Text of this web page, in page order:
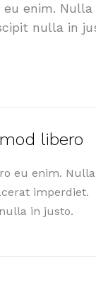
eu enim.
nulla in
libero
eu enim. Nulla
imperdiet.
in justo.